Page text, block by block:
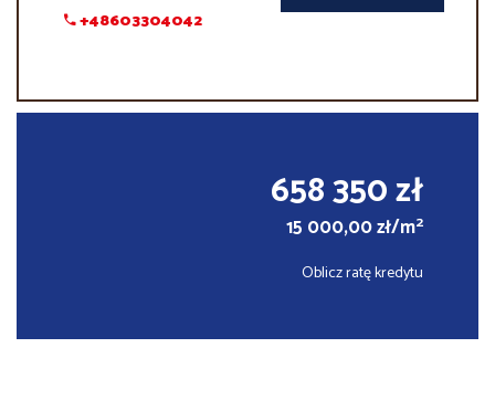
+48603304042
658 350 zł
15 000,00 zł/m2
Oblicz ratę kredytu